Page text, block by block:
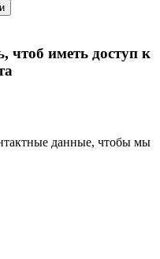
чтоб иметь доступ к
данные, чтобы мы